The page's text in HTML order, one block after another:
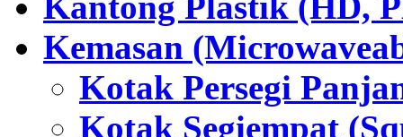
Kemasan
Kotak Persegi
Kotak Segiempat